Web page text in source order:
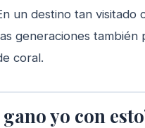
un destino tan visitado
generaciones
coral.
gano yo con